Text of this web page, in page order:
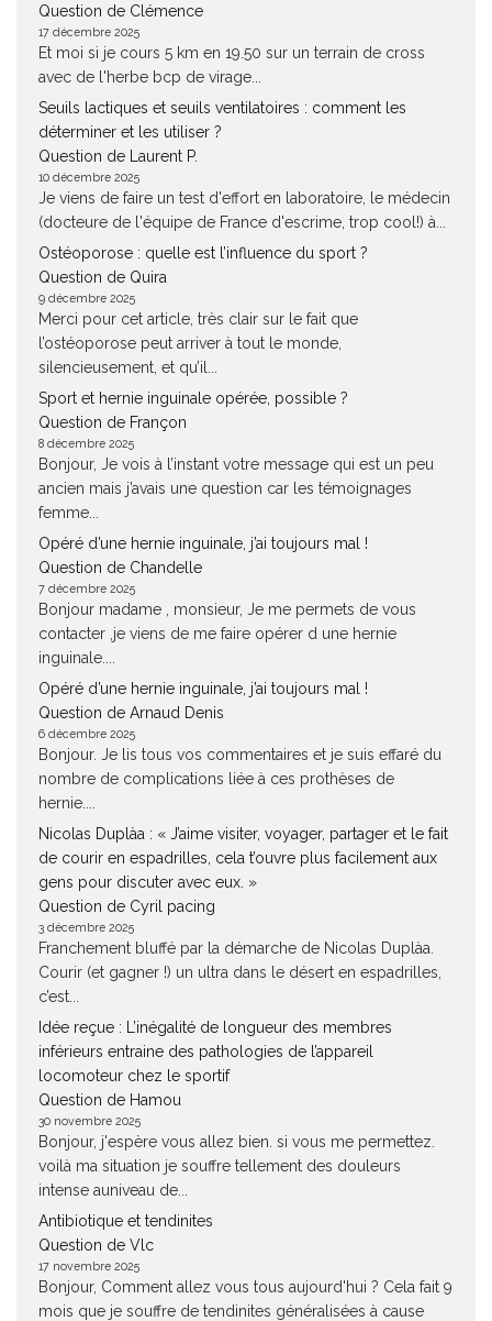
Question de Clémence
17 décembre 2025
Et moi si je cours 5 km en 19.50 sur un terrain de cross
avec de l'herbe bcp de virage...
Seuils lactiques et seuils ventilatoires : comment les
déterminer et les utiliser ?
Question de Laurent P.
10 décembre 2025
Je viens de faire un test d'effort en laboratoire, le médecin
(docteure de l'équipe de France d'escrime, trop cool!) à...
Ostéoporose : quelle est l’influence du sport ?
Question de Quira
9 décembre 2025
Merci pour cet article, très clair sur le fait que
l’ostéoporose peut arriver à tout le monde,
silencieusement, et qu’il...
Sport et hernie inguinale opérée, possible ?
Question de Françon
8 décembre 2025
Bonjour, Je vois à l’instant votre message qui est un peu
ancien mais j’avais une question car les témoignages
femme...
Opéré d’une hernie inguinale, j’ai toujours mal !
Question de Chandelle
7 décembre 2025
Bonjour madame , monsieur, Je me permets de vous
contacter ,je viens de me faire opérer d une hernie
inguinale....
Opéré d’une hernie inguinale, j’ai toujours mal !
Question de Arnaud Denis
6 décembre 2025
Bonjour. Je lis tous vos commentaires et je suis effaré du
nombre de complications liée à ces prothèses de
hernie....
Nicolas Duplàa : « J’aime visiter, voyager, partager et le fait
de courir en espadrilles, cela t’ouvre plus facilement aux
gens pour discuter avec eux. »
Question de Cyril pacing
3 décembre 2025
Franchement bluffé par la démarche de Nicolas Duplàa.
Courir (et gagner !) un ultra dans le désert en espadrilles,
c’est...
Idée reçue : L’inégalité de longueur des membres
inférieurs entraine des pathologies de l’appareil
locomoteur chez le sportif
Question de Hamou
30 novembre 2025
Bonjour, j'espère vous allez bien. si vous me permettez.
voilà ma situation je souffre tellement des douleurs
intense auniveau de...
Antibiotique et tendinites
Question de Vlc
17 novembre 2025
Bonjour, Comment allez vous tous aujourd'hui ? Cela fait 9
mois que je souffre de tendinites généralisées à cause